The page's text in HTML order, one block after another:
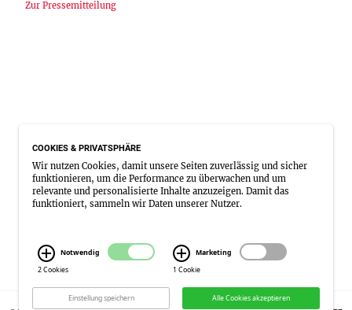
Zur Pressemitteilung
COOKIES & PRIVATSPHÄRE
Wir nutzen Cookies, damit unsere Seiten zuverlässig und sicher
funktionieren, um die Performance zu überwachen und um
relevante und personalisierte Inhalte anzuzeigen. Damit das
funktioniert, sammeln wir Daten unserer Nutzer.
Notwendig
2 Cookies
Marketing
1 Cookie
Einstellung speichern Alle Cookies akzeptieren